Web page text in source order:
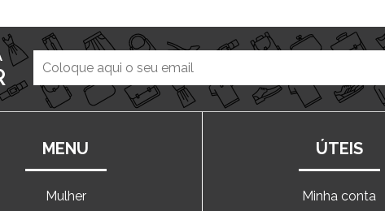
MENU
Mulher
ÚTEIS
Minha conta